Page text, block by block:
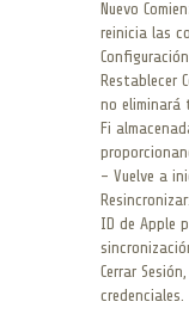
Nuevo
reinicia las
Restablecer
no eliminará
Fi
– Vuelve a
ID de Apple
Cerrar
credenciales.